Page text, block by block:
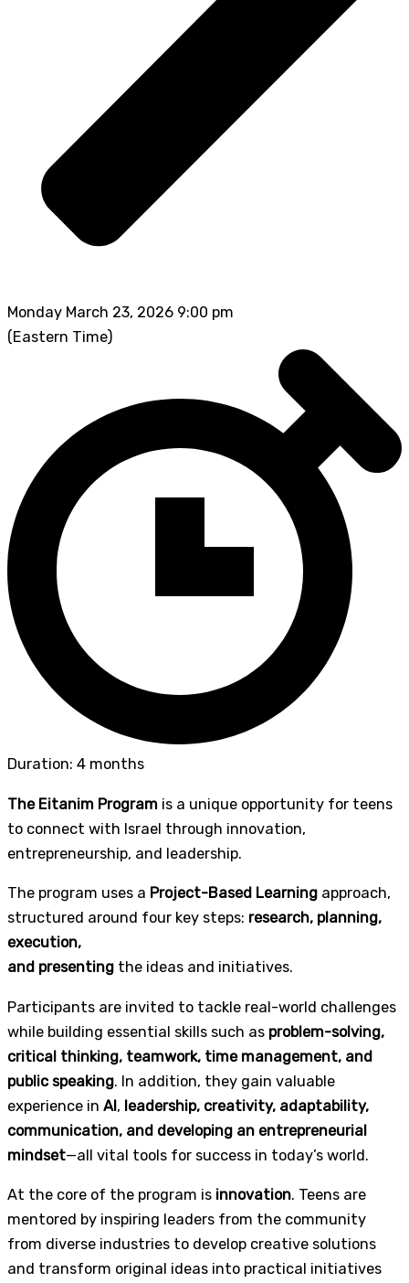
Monday March 23, 2026 9:00 pm
(Eastern Time)
Duration: 4 months
The Eitanim Program is a unique opportunity for teens
to connect with Israel through innovation,
entrepreneurship, and leadership.
The program uses a Project-Based Learning approach,
structured around four key steps: research, planning,
execution,
and presenting the ideas and initiatives.
Participants are invited to tackle real-world challenges
while building essential skills such as problem-solving,
critical thinking, teamwork, time management, and
public speaking. In addition, they gain valuable
experience in AI, leadership, creativity, adaptability,
communication, and developing an entrepreneurial
mindset—all vital tools for success in today’s world.
At the core of the program is innovation. Teens are
mentored by inspiring leaders from the community
from diverse industries to develop creative solutions
and transform original ideas into practical initiatives